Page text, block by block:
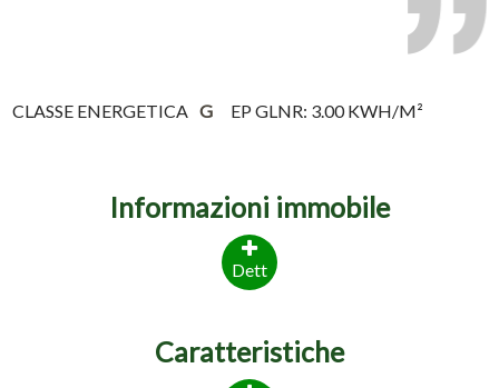
CLASSE ENERGETICA G EP GLNR: 3.00 KWH/M²
Informazioni immobile
Dett
Caratteristiche